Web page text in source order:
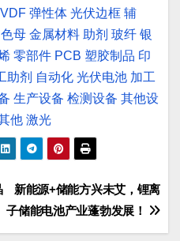
弹性体 光伏边框 辅
色母 金属材料 助剂 玻纤 银
零部件 PCB 塑胶制品 印
助剂 自动化 光伏电池 加工
生产设备 检测设备 其他设
他 激光
新能源+储能方兴未艾，锂离
子储能电池产业蓬勃发展！